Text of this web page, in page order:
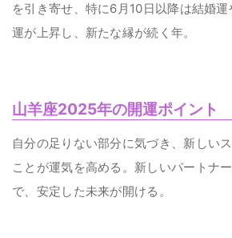
を引き寄せ、特に6月10日以降は結婚
運が上昇し、新たな縁が続く年。
山羊座2025年の開運ポイント
自分の足りない部分に気づき、新しい
ことが運気を高める。新しいパートナ
で、安定した未来が開ける。